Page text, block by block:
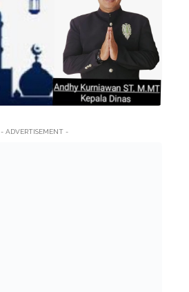
- ADVERTISEMENT -